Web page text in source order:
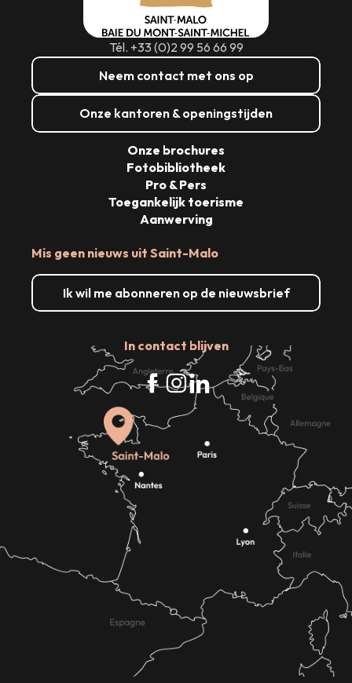
Tél. +33 (0)2 99 56 66 99
Neem contact met ons op
Onze kantoren & openingstijden
Mis geen nieuws uit Saint-Malo
Ik wil me abonneren op de nieuwsbrief
In contact blijven
Onze brochures
Fotobibliotheek
Pro & Pers
Toegankelijk toerisme
Aanwerving